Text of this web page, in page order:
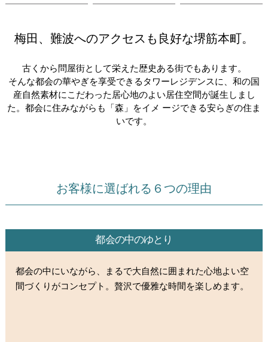
梅田、難波へのアクセスも良好な堺筋本町。
古くから問屋街として栄えた歴史ある街でもあります。
そんな都会の華やぎを享受できるタワーレジデンスに、和の国
産自然素材にこだわった 居心地のよい居住空間が誕生しまし
た。 都会に住みながらも「森」をイメ ージできる安らぎの住ま
いです。
お客様に選ばれる６つの理由
都会の中のゆとり
都会の中にいながら、まるで大自然に囲まれた心地よい空
間づくりがコンセプト。贅沢で優雅な時間を楽しめます。